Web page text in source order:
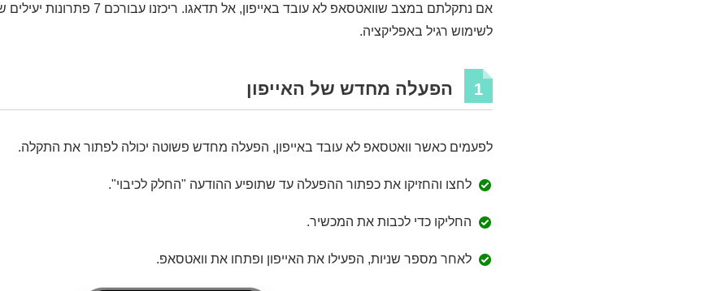
אם נתקלתם במצב שוואטסאפ לא עובד באייפון,
לשימוש רגיל באפליקציה.
1 הפעלה מחדש של האייפון
לפעמים כאשר וואטסאפ לא עובד באייפון, הפעלה מחדש פשוטה יכולה לפתור את התקלה.
לחצו והחזיקו את כפתור ההפעלה עד שתופיע ההודעה "החלק לכיבוי".
החליקו כדי לכבות את המכשיר.
לאחר מספר שניות, הפעילו את האייפון ופתחו את וואטסאפ.